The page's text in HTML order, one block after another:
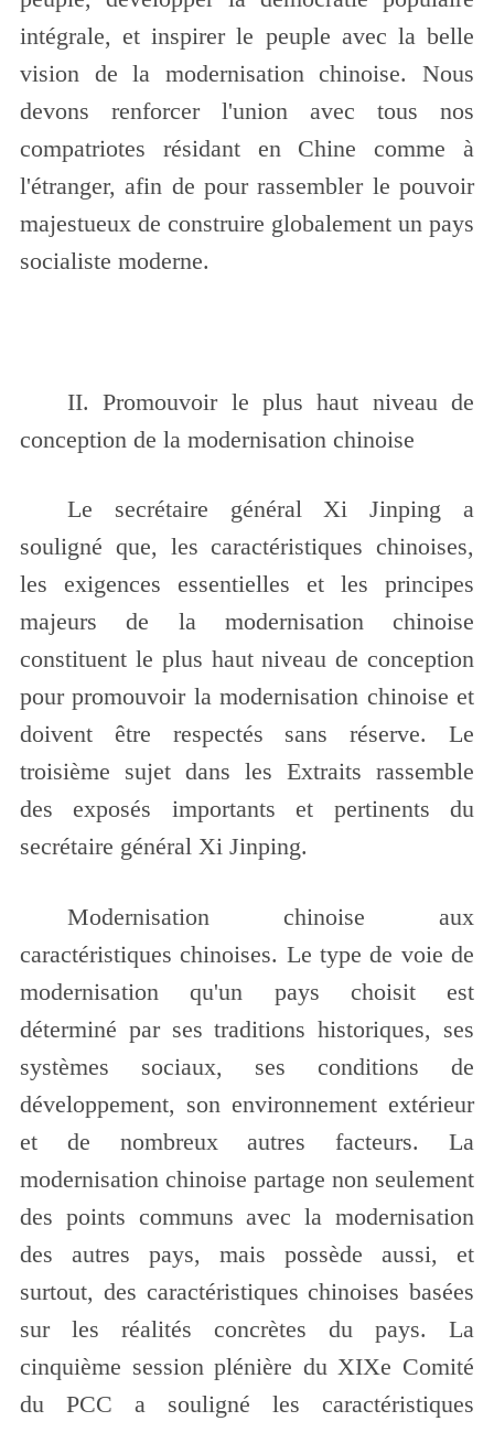
intégrale, et inspirer le peuple avec la belle
vision de la modernisation chinoise. Nous
devons renforcer l'union avec tous nos
compatriotes résidant en Chine comme à
l'étranger, afin de pour rassembler le pouvoir
majestueux de construire globalement un pays
socialiste moderne.
II. Promouvoir le plus haut niveau de
conception de la modernisation chinoise
Le secrétaire général Xi Jinping a
souligné que, les caractéristiques chinoises,
les exigences essentielles et les principes
majeurs de la modernisation chinoise
constituent le plus haut niveau de conception
pour promouvoir la modernisation chinoise et
doivent être respectés sans réserve. Le
troisième sujet dans les Extraits rassemble
des exposés importants et pertinents du
secrétaire général Xi Jinping.
Modernisation chinoise aux
caractéristiques chinoises. Le type de voie de
modernisation qu'un pays choisit est
déterminé par ses traditions historiques, ses
systèmes sociaux, ses conditions de
développement, son environnement extérieur
et de nombreux autres facteurs. La
modernisation chinoise partage non seulement
des points communs avec la modernisation
des autres pays, mais possède aussi, et
surtout, des caractéristiques chinoises basées
sur les réalités concrètes du pays. La
cinquième session plénière du XIXe Comité
du PCC a souligné les caractéristiques